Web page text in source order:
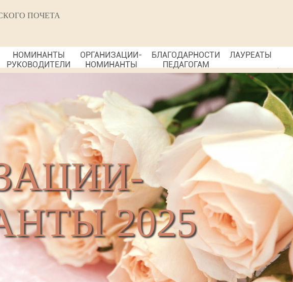
ПОЧЕТА
НОМИНАНТЫ
РУКОВОДИТЕЛИ
ОРГАНИЗАЦИИ-
НОМИНАНТЫ
БЛАГОДАРНОСТИ
ПЕДАГОГАМ
ЛАУРЕАТЫ
2025